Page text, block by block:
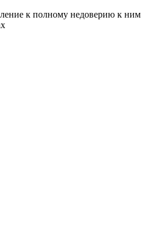
к полному недоверию к ним